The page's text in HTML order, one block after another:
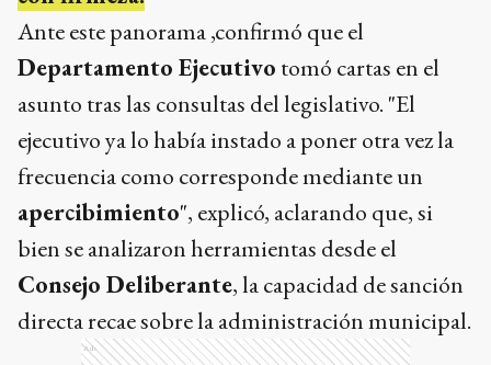
Ante este panorama ,confirmó que el
Departamento Ejecutivo tomó cartas en el
asunto tras las consultas del legislativo. "El
ejecutivo ya lo había instado a poner otra vez la
frecuencia como corresponde mediante un
apercibimiento", explicó, aclarando que, si
bien se analizaron herramientas desde el
Consejo Deliberante, la capacidad de sanción
directa recae sobre la administración municipal.
Ads